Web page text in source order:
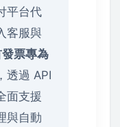
平台代
客服與
票專為
，透過 API
面支援
與自動